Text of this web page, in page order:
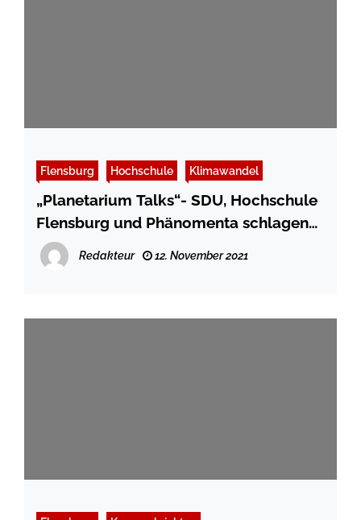
Flensburg Hochschule Klimawandel
„Planetarium Talks“- SDU, Hochschule
Flensburg und Phänomenta schlagen
neues Kapitel der Zusammenarbeit auf
Redakteur 12. November 2021